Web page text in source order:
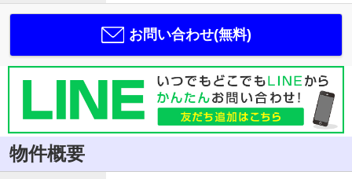
お問い合わせ(無料)
物件概要